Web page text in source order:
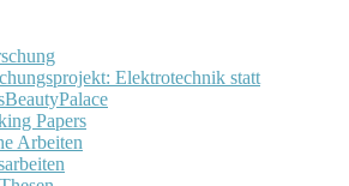
Elektrotechnik statt
Papers
Arbeiten